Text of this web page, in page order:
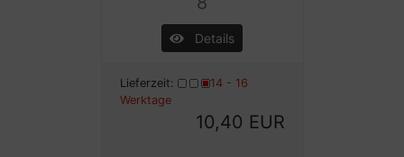
Details
Lieferzeit:
14 - 16
Werktage
10,40 EUR